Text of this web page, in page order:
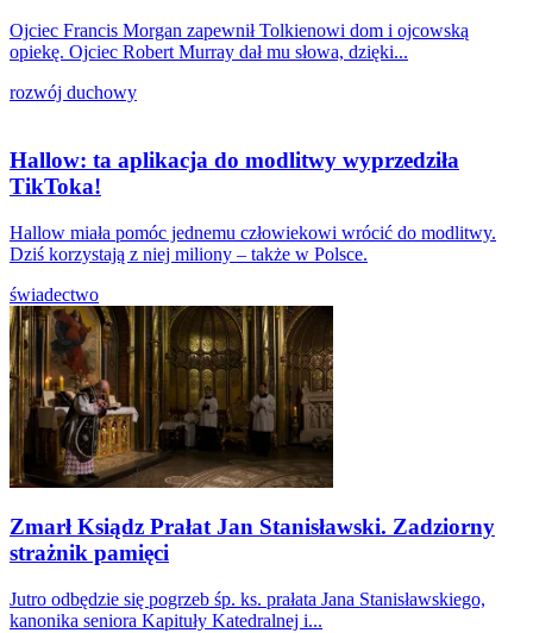
Ojciec Francis Morgan zapewnił Tolkienowi dom i ojcowską
opiekę. Ojciec Robert Murray dał mu słowa, dzięki...
rozwój duchowy
Hallow: ta aplikacja do modlitwy wyprzedziła
TikToka!
Hallow miała pomóc jednemu człowiekowi wrócić do modlitwy.
Dziś korzystają z niej miliony – także w Polsce.
świadectwo
Zmarł Ksiądz Prałat Jan Stanisławski. Zadziorny
strażnik pamięci
Jutro odbędzie się pogrzeb śp. ks. prałata Jana Stanisławskiego,
kanonika seniora Kapituły Katedralnej i...